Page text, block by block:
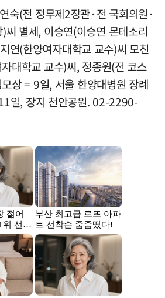
(전 정무제2장관·전 국회의원·
씨 별세, 이승연(이승연 몬테소리
연(한양여자대학교 교수)씨 모친
대학교 교수)씨, 정종원(전 코스
상 = 9일, 서울 한양대병원 장례
일, 장지 천안공원. 02-2290-